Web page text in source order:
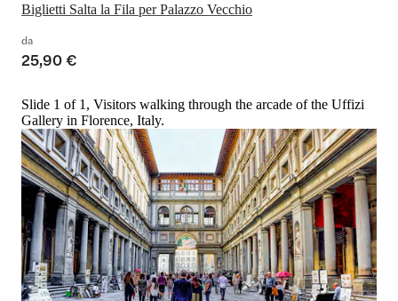
Biglietti Salta la Fila per Palazzo Vecchio
da
25,90 €
Slide 1 of 1, Visitors walking through the arcade of the Uffizi
Gallery in Florence, Italy.